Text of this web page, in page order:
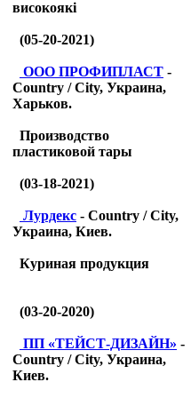
високоякі
(05-20-2021)
ООО ПРОФИПЛАСТ -
Country / City, Украина,
Харьков.
Производство
пластиковой тары
(03-18-2021)
Лурдекс - Country / City,
Украина, Киев.
Куриная продукция
(03-20-2020)
ПП «ТЕЙСТ-ДИЗАЙН» -
Country / City, Украина,
Киев.